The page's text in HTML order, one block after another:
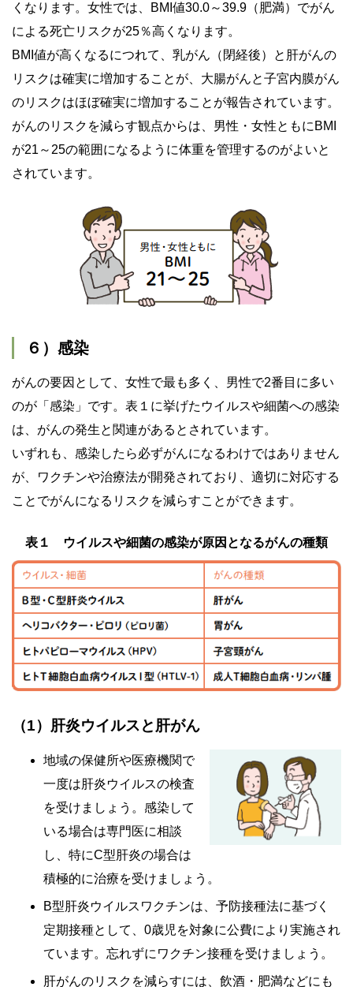
くなります。女性では、BMI値30.0～39.9（肥満）でがん
による死亡リスクが25％高くなります。
BMI値が高くなるにつれて、乳がん（閉経後）と肝がんの
リスクは確実に増加することが、大腸がんと子宮内膜がん
のリスクはほぼ確実に増加することが報告されています。
がんのリスクを減らす観点からは、男性・女性ともにBMI
が21～25の範囲になるように体重を管理するのがよいと
されています。
６）感染
がんの要因として、女性で最も多く、男性で2番目に多い
のが「感染」です。表１に挙げたウイルスや細菌への感染
は、がんの発生と関連があるとされています。
いずれも、感染したら必ずがんになるわけではありません
が、ワクチンや治療法が開発されており、適切に対応する
ことでがんになるリスクを減らすことができます。
表１ ウイルスや細菌の感染が原因となるがんの種類
（1）肝炎ウイルスと肝がん
地域の保健所や医療機関で
一度は肝炎ウイルスの検査
を受けましょう。感染して
いる場合は専門医に相談
し、特にC型肝炎の場合は
積極的に治療を受けましょう。
B型肝炎ウイルスワクチンは、予防接種法に基づく
定期接種として、0歳児を対象に公費により実施され
ています。忘れずにワクチン接種を受けましょう。
肝がんのリスクを減らすには、飲酒・肥満などにも